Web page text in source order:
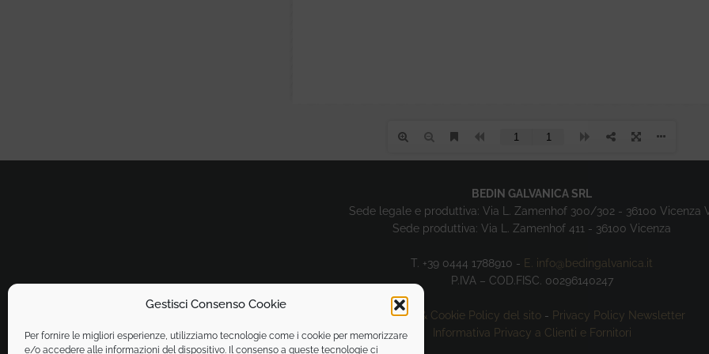
Gestisci Consenso Cookie
Per fornire le migliori esperienze, utilizziamo tecnologie come i cookie per memorizzare
e/o accedere alle informazioni del dispositivo. Il consenso a queste tecnologie ci
BEDIN GALVANICA SRL
Sede legale e produttiva: Via L. Zamenhof 300/302 - 36100 Vicenza
Sede produttiva: Via L. Zamenhof 411 - 36100 Vicenza
T. +39 0444 1788910 - E. info@bedingalvanica.it
P.IVA – COD.FISC. 00296140247
Privacy & Cookie Policy del sito- Privacy Policy Newsletter
Informativa Privacy a Clienti e Fornitori